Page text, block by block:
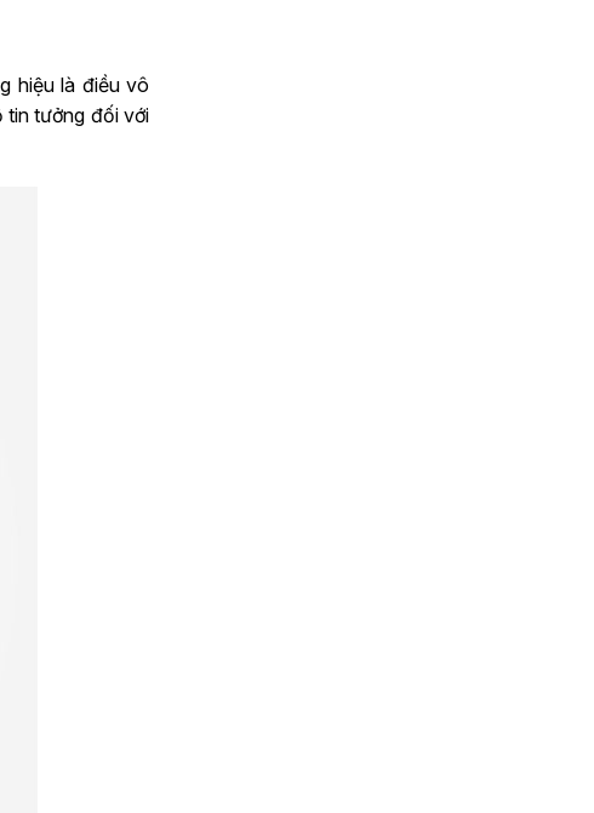
hiệu là điều vô
tin tưởng đối với